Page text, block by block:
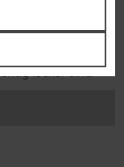
auf
oder herzhaft –
du dir Gerichte,
lecker sind.